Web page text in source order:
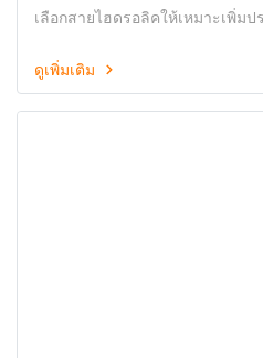
เหมาะกับการใช้งาน
เลือกสายไฮดรอลิคให้เหมาะเพิ่ม
ดูเพิ่มเติม